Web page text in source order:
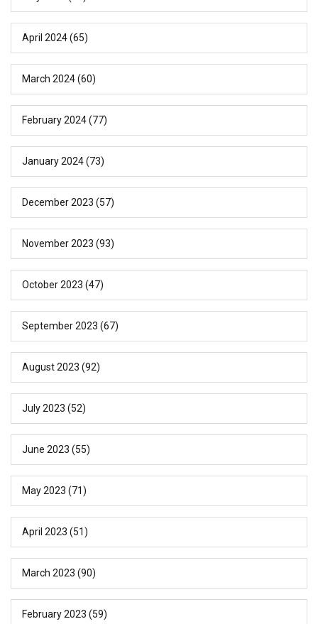
April 2024(65)
March 2024(60)
February 2024(77)
January 2024(73)
December 2023 (57)
November 2023 (93)
October 2023 (47)
September 2023 (67)
August 2023 (92)
July 2023 (52)
June 2023 (55)
May 2023 (71)
April 2023 (51)
March 2023 (90)
February 2023 (59)